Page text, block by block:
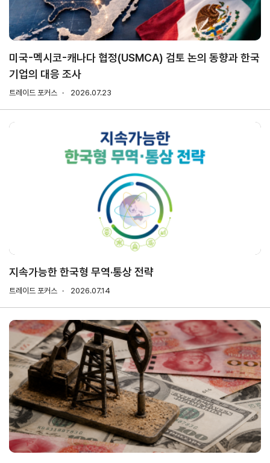
지원·사업
KITA
발급
여행카
드
ABTC
회의실
임대
수출역
AI
빅데이
터
맞춤분
석
수출입
물류포
털
해외지
부
현지지
원
·KITA
POST
trade
입점
랜치
자문·상담
미국-멕시코-캐나다 협정(USMCA) 검토 논의 동향과 한국
기업의 대응 조사
트레이드 포커스 2026.07.23
지속가능한 한국형 무역·통상 전략
트레이드 포커스 2026.07.14